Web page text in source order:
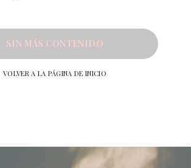
SIN MÁS CONTENIDO
VOLVER A LA PÁGINA DE INICIO